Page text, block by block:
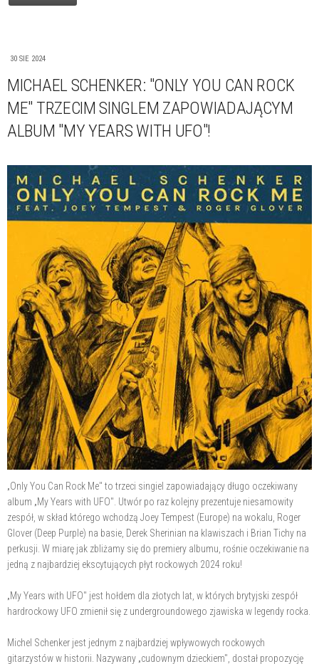
30 SIE 2024
MICHAEL SCHENKER: "ONLY YOU CAN ROCK
ME" TRZECIM SINGLEM ZAPOWIADAJĄCYM
ALBUM "MY YEARS WITH UFO"!
„Only You Can Rock Me" to trzeci singiel zapowiadający długo oczekiwany
album „My Years with UFO". Utwór po raz kolejny prezentuje niesamowity
zespół, w skład którego wchodzą Joey Tempest (Europe) na wokalu, Roger
Glover (Deep Purple) na basie, Derek Sherinian na klawiszach i Brian Tichy na
perkusji. W miarę jak zbliżamy się do premiery albumu, rośnie oczekiwanie na
jedną z najbardziej ekscytujących płyt rockowych 2024 roku!
„My Years with UFO" jest hołdem dla złotych lat, w których brytyjski zespół
hardrockowy UFO zmienił się z undergroundowego zjawiska w legendy rocka.
Michel Schenker jest jednym z najbardziej wpływowych rockowych
gitarzystów w historii. Nazywany „cudownym dzieckiem", dostał propozycję